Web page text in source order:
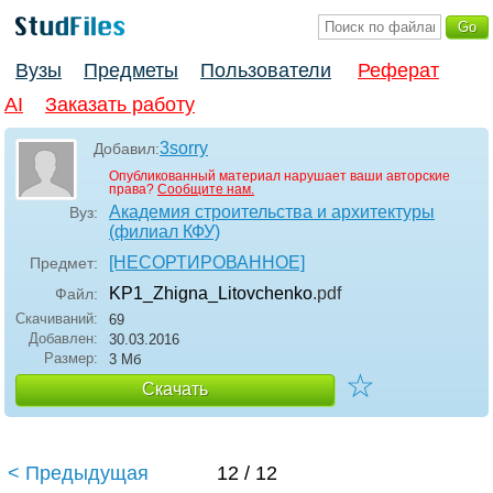
Вузы Предметы Пользователи
Реферат
AI
Заказать работу
Добавил:3sorry
Опубликованный материал нарушает ваши авторские
права? Сообщите нам.
Вуз:
Академия строительства и архитектуры
(филиал КФУ)
Предмет: [НЕСОРТИРОВАННОЕ]
Файл: KP1_Zhigna_Litovchenko.pdf
Скачиваний:
69
Добавлен:
30.03.2016
Размер:
3 Мб
Скачать ☆
< Предыдущая 12 / 12